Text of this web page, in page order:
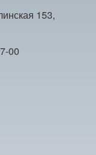
153,
00